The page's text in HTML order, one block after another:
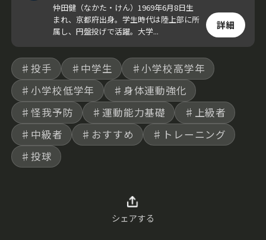
仲田健（なかた・けん）1969年6月8日生
まれ、京都府出身。学生時代は陸上部に所
属し、円盤投げで活躍。大学...
詳細
♯投手 ♯中学生
♯小学校高学年
♯小学校低学年
♯身体連動強化
♯怪我予防
♯運動能力基礎
♯上級者
♯中級者
♯おすすめ
♯トレーニング
♯投球
シェアする